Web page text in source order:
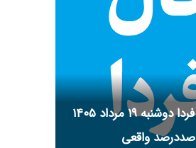
فال روزانه فردا دوشنبه ۱۹ مرداد ۱۴۰۵
صددرصد واقعی